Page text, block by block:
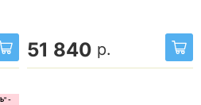
51 840 р.